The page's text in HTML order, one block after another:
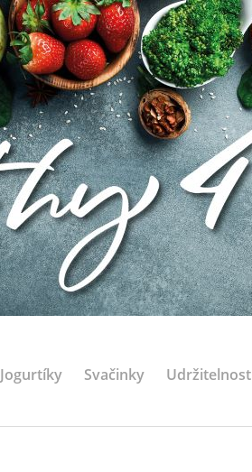
Jogurtíky Svačinky Udržitelnost